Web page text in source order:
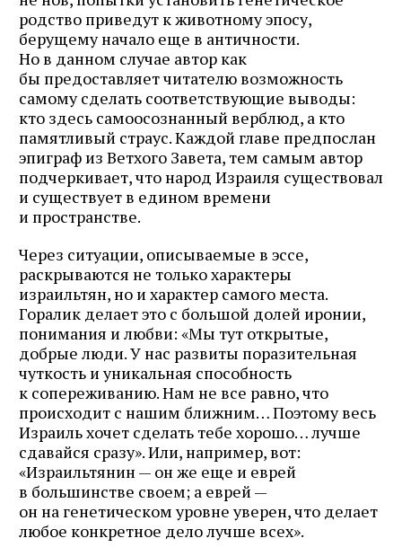
родство приведут к животному эпосу,
берущему начало еще в античности.
Но в данном случае автор как
бы предоставляет читателю возможность
самому сделать соответствующие выводы:
кто здесь самоосознанный верблюд, а кто
памятливый страус. Каждой главе предпослан
эпиграф из Ветхого Завета, тем самым автор
подчеркивает, что народ Израиля существовал
и существует в едином времени
и пространстве.
Через ситуации, описываемые в эссе,
раскрываются не только характеры
израильтян, но и характер самого места.
Горалик делает это с большой долей иронии,
понимания и любви: «Мы тут открытые,
добрые люди. У нас развиты поразительная
чуткость и уникальная способность
к сопереживанию. Нам не все равно, что
происходит с нашим ближним… Поэтому весь
Израиль хочет сделать тебе хорошо… лучше
сдавайся сразу». Или, например, вот:
«Израильтянин — он же еще и еврей
в большинстве своем; а еврей —
он на генетическом уровне уверен, что делает
любое конкретное дело лучше всех».
почте
Подписаться